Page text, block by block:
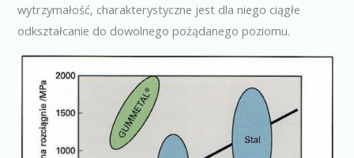
wytrzymałość, charakterystyczne jest dla niego ciągłe
odkształcanie do dowolnego pożądanego poziomu.